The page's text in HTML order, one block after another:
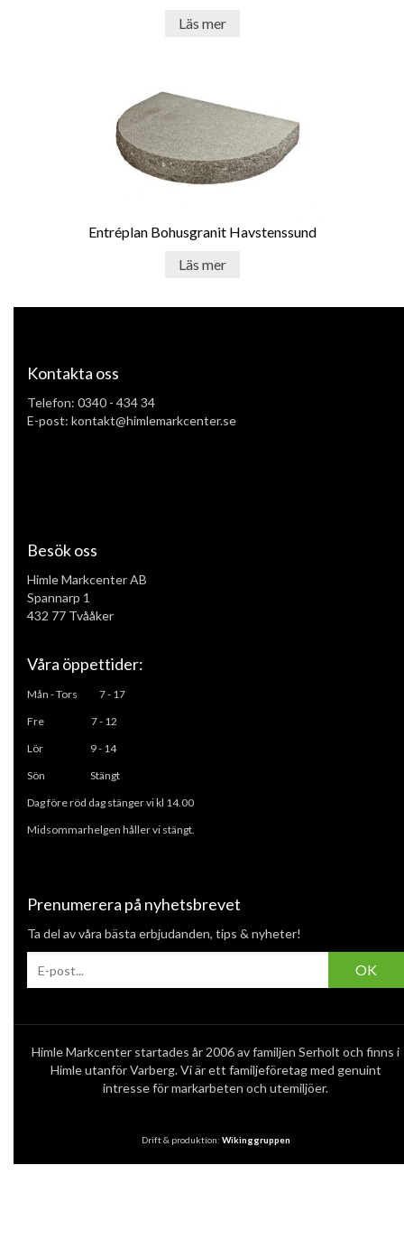
Läs mer
Entréplan Bohusgranit Havstenssund
Läs mer
Kontakta oss
Telefon: 0340 - 434 34
E-post: kontakt@himlemarkcenter.se
Besök oss
Himle Markcenter AB
Spannarp 1
432 77 Tvååker
Våra öppettider:
Mån - Tors
7 - 17
Fre 7 - 12
Lör 9 - 14
Sön Stängt
Dag före röd dag stänger vi kl 14.00
Midsommarhelgen håller vi stängt.
Prenumerera på nyhetsbrevet
Ta del av våra bästa erbjudanden, tips & nyheter!
OK
Himle Markcenter startades år 2006 av familjen Serholt och finns i
Himle utanför Varberg. Vi är ett familjeföretag med genuint
intresse för markarbeten och utemiljöer.
Drift & produktion: Wikinggruppen